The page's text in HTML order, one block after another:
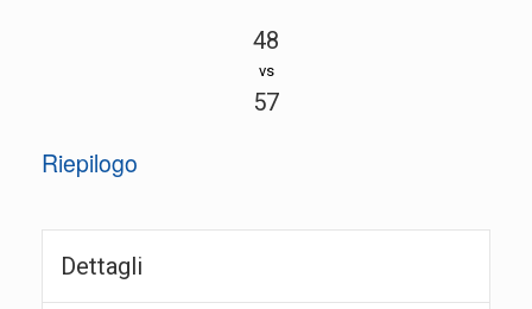
48
vs
57
Riepilogo
Dettagli